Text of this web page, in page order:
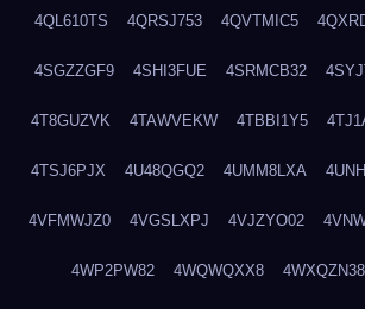
4QL610TS 4QRSJ753 4QVTMIC5
4SGZZGF9 4SHI3FUE 4SRMCB32
4T8GUZVK 4TAWVEKW 4TBBI1Y5
4TSJ6PJX 4U48QGQ2 4UMM8LXA
4VFMWJZ0 4VGSLXPJ 4VJZYO02
4WP2PW82 4WQWQXX8 4WXQZN38